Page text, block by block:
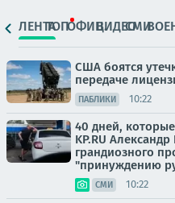
ЛЕНТАТОПОФИЦ.ВИДЕОСМИ
США боятся
передаче
ПАБЛИКИ 10:22
40 дней,
KP.RU
грандиозного
"принуждению
СМИ 10:22